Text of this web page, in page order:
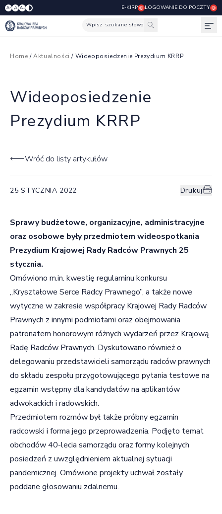
A- A A+ E-KIRP LOGOWANIE DO POCZTY
Wpisz szukane słowo
Home /Aktualności / Wideoposiedzenie Prezydium KRRP
Wideoposiedzenie
Prezydium KRRP
Wróć do listy artykułów
25 STYCZNIA 2022 Drukuj
Sprawy budżetowe, organizacyjne, administracyjne
oraz osobowe były przedmiotem wideospotkania
Prezydium Krajowej Rady Radców Prawnych 25
stycznia.
Omówiono m.in. kwestię regulaminu konkursu
„Kryształowe Serce Radcy Prawnego”, a także nowe
wytyczne w zakresie współpracy Krajowej Rady Radców
Prawnych z innymi podmiotami oraz obejmowania
patronatem honorowym różnych wydarzeń przez Krajową
Radę Radców Prawnych. Dyskutowano również o
delegowaniu przedstawicieli samorządu radców prawnych
do składu zespołu przygotowującego pytania testowe na
egzamin wstępny dla kandydatów na aplikantów
adwokackich i radowskich.
Przedmiotem rozmów był także próbny egzamin
radcowski i forma jego przeprowadzenia. Podjęto temat
obchodów 40-lecia samorządu oraz formy kolejnych
posiedzeń z uwzględnieniem aktualnej sytuacji
pandemicznej. Omówione projekty uchwał zostały
poddane głosowaniu zdalnemu.